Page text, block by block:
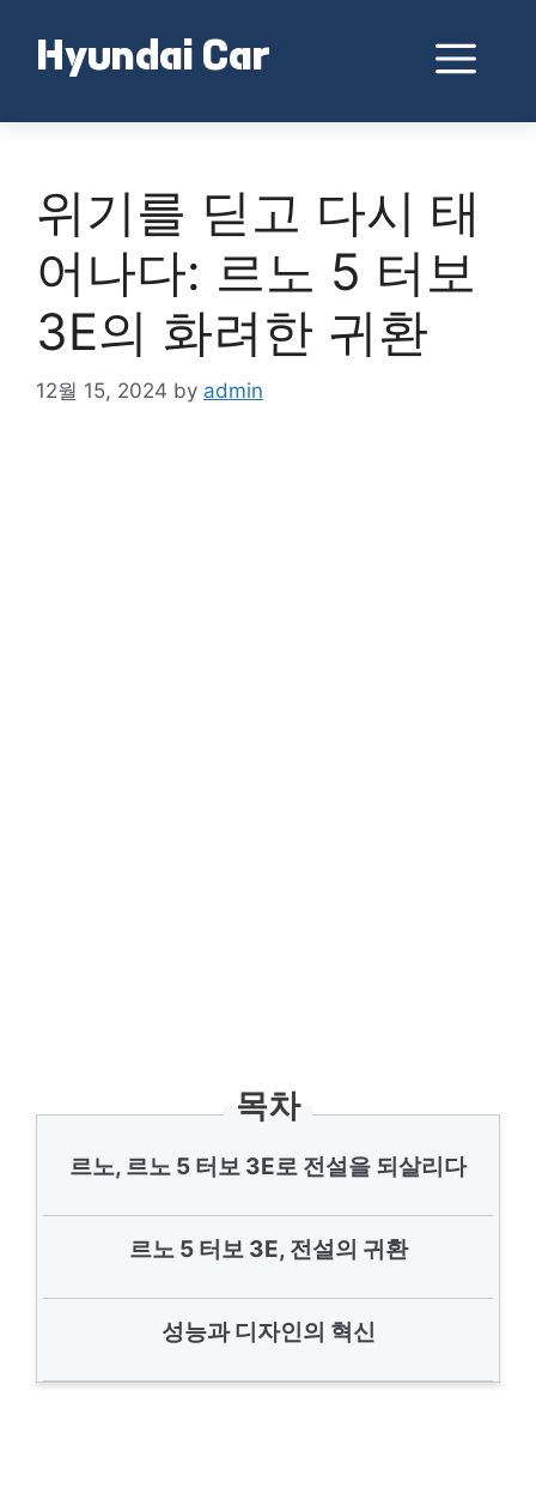
contentHyundai Car
위기를 딛고 다시 태
어나다: 르노 5 터보
3E의 화려한 귀환
12월 15, 2024 by admin
목차
르노, 르노 5 터보 3E로 전설을 되살리다
르노 5 터보 3E, 전설의 귀환
성능과 디자인의 혁신